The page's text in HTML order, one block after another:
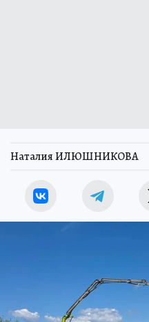
Наталия ИЛЮШНИКОВА